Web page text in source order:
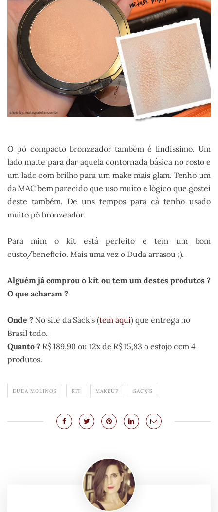
O pó compacto bronzeador também é lindíssimo. Um
lado matte para dar aquela contornada básica no rosto e
um lado com brilho para um make mais glam. Tenho um
da MAC bem parecido que uso muito e lógico que gostei
deste também. De uns tempos para cá tenho usado
muito pó bronzeador.
Para mim o kit está perfeito e tem um bom
custo/benefício. Mais uma vez o Duda arrasou ;).
Alguém já comprou o kit ou tem um destes produtos ?
O que acharam ?
Onde ? No site da Sack’s (tem aqui) que entrega no
Brasil todo.
Quanto ? R$ 189,90 ou 12x de R$ 15,83 o estojo com 4
produtos.
DUDA MOLINOS KIT MAKEUP SACK'S